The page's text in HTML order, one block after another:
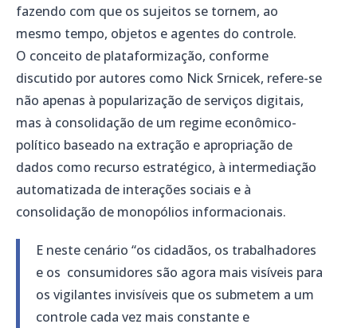
fazendo com que os sujeitos se tornem, ao
mesmo tempo, objetos e agentes do controle.
O conceito de plataformização, conforme
discutido por autores como Nick Srnicek, refere-se
não apenas à popularização de serviços digitais,
mas à consolidação de um regime econômico-
político baseado na extração e apropriação de
dados como recurso estratégico, à intermediação
automatizada de interações sociais e à
consolidação de monopólios informacionais.
E neste cenário “os cidadãos, os trabalhadores
e os consumidores são agora mais visíveis para
os vigilantes invisíveis que os submetem a um
controle cada vez mais constante e